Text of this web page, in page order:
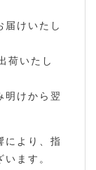
届けいたし
荷いたし
明けから翌
により、指
ます。